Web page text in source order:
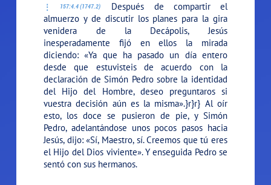
157:4.4 (1747.2)
Después de compartir el
almuerzo y de discutir los planes para la gira
venidera de la Decápolis, Jesús
inesperadamente fijó en ellos la mirada
diciendo:«Ya que ha pasado un día entero
desde que estuvisteis de acuerdo con la
declaración de Simón Pedro sobre la identidad
del Hijo del Hombre, deseo preguntaros si
vuestra decisión aún es la misma».}r}r} Al oír
esto, los doce se pusieron de pie, y Simón
Pedro, adelantándose unos pocos pasos hacia
Jesús, dijo: «Sí, Maestro, sí. Creemos que tú eres
el Hijo del Dios viviente». Y enseguida Pedro se
sentó con sus hermanos.